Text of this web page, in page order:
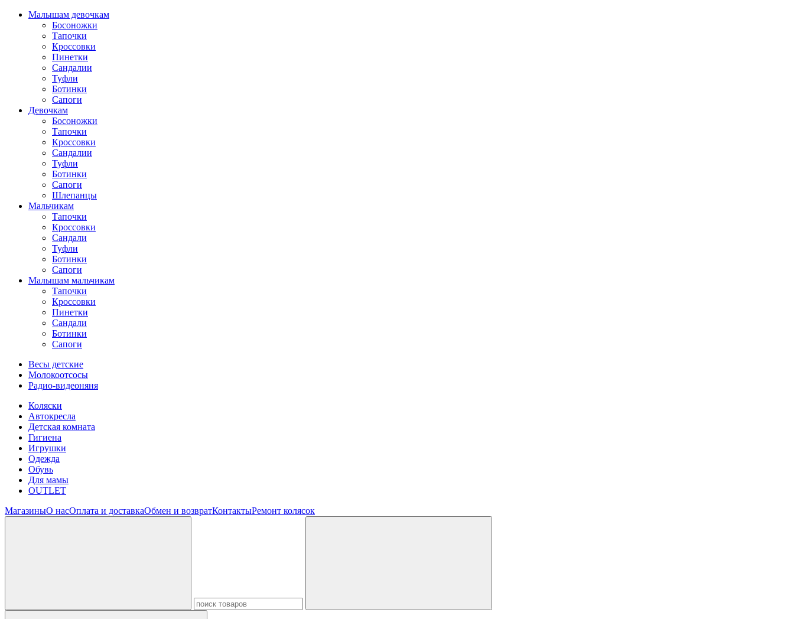
Малышам девочкам
Босоножки
Тапочки
Кроссовки
Пинетки
Сандалии
Туфли
Ботинки
Сапоги
Девочкам
Босоножки
Тапочки
Кроссовки
Сандалии
Туфли
Ботинки
Сапоги
Шлепанцы
Мальчикам
Тапочки
Кроссовки
Сандали
Туфли
Ботинки
Сапоги
Малышам мальчикам
Тапочки
Кроссовки
Пинетки
Сандали
Ботинки
Сапоги
Весы детские
Молокоотсосы
Радио-видеоняня
Коляски
Автокресла
Детская комната
Гигиена
Игрушки
Одежда
Обувь
Для мамы
OUTLET
МагазиныО насОплата и доставкаОбмен и возвратКонтактыРемонт колясок